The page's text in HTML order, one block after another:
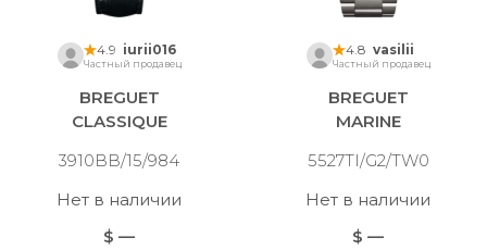
4.9 iurii016
Частный продавец
BREGUET
CLASSIQUE
3910BB/15/984
Нет в наличии
$ —
4.8 vasilii
Частный продавец
BREGUET
MARINE
5527TI/G2/TW0
Нет в наличии
$ —